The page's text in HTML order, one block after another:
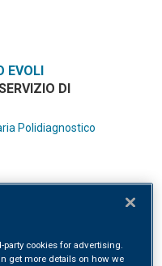
EVOLI
DI
Polidiagnostico
cookies for advertising.
get more details on how we